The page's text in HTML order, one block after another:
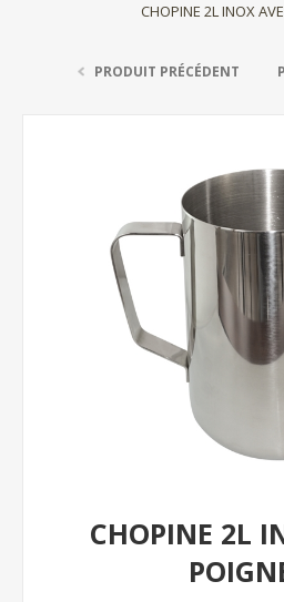
CHOPINE 2L INOX
PRODUIT PRÉCÉDENT
CHOPINE 2L